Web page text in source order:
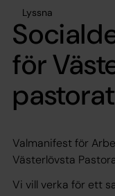
Lyssna
för
pastorat
Valmanifest för
Västerlövsta
Vi vill verka för ett